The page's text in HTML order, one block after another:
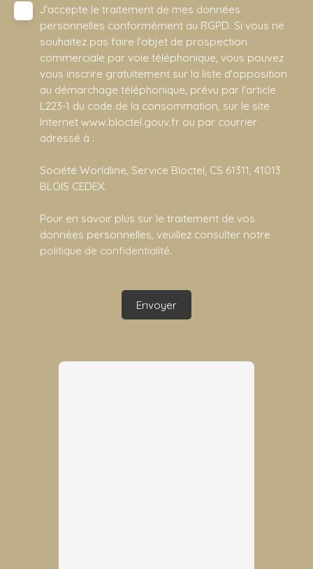
J'accepte le traitement de mes données
personnelles conformément au RGPD. Si vous ne
souhaitez pas faire l'objet de prospection
commerciale par voie téléphonique, vous pouvez
vous inscrire gratuitement sur la liste d'opposition
au démarchage téléphonique, prévu par l'article
L223-1 du code de la consommation, sur le site
Internet www.bloctel.gouv.fr ou par courrier
adressé à :
Société Worldline, Service Bloctel, CS 61311, 41013
BLOIS CEDEX.
Pour en savoir plus sur le traitement de vos
données personnelles, veuillez consulter notre
politique de confidentialité.
Envoyer